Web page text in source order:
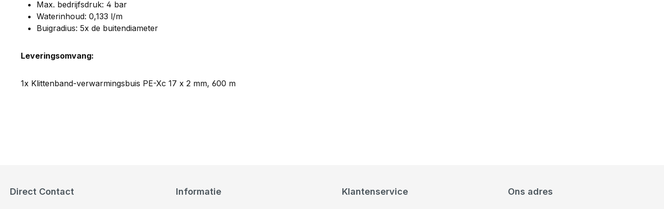
Max. bedrijfsdruk: 4 bar
Waterinhoud: 0,133 l/m
Buigradius: 5x de buitendiameter
Leveringsomvang:
1x Klittenband-verwarmingsbuis PE-Xc 17 x 2 mm, 600 m
Direct Contact Informatie Klantenservice Ons adres